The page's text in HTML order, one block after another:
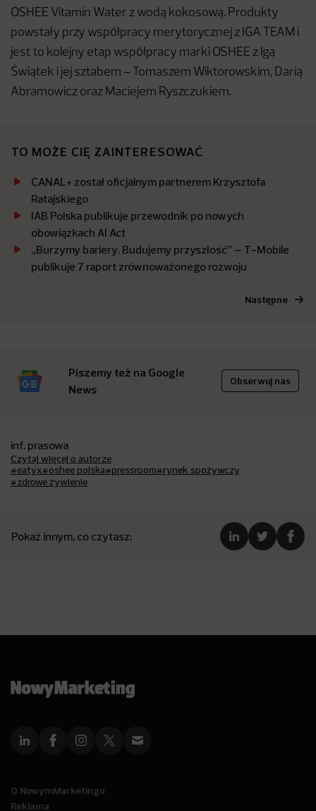
OSHEE Vitamin Water z wodą kokosową. Produkty
powstały przy współpracy merytorycznej z IGA TEAM i
jest to kolejny etap współpracy marki OSHEE z Igą
Świątek i jej sztabem – Tomaszem Wiktorowskim, Darią
Abramowicz oraz Maciejem Ryszczukiem.
TO MOŻE CIĘ ZAINTERESOWAĆ
CANAL+ został oficjalnym partnerem Krzysztofa
Ratajskiego
IAB Polska publikuje przewodnik po nowych
obowiązkach AI Act
„Burzymy bariery. Budujemy przyszłość” – T-Mobile
publikuje 7 raport zrównoważonego rozwoju
Następne
Piszemy też na Google
News
Obserwuj nas
inf. prasowa
Czytaj więcej o autorze
#eatyx#oshee polska#pressroom#rynek spożywczy
#zdrowe żywienie
Pokaż innym, co czytasz:
O NowymMarketingu
Reklama